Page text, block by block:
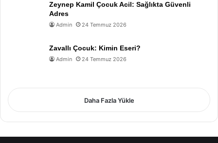
Zeynep Kamil Çocuk Acil: Sağlıkta Güvenli
Adres
Admin 24 Temmuz 2026
Zavallı Çocuk: Kimin Eseri?
Admin 24 Temmuz 2026
Daha Fazla Yükle